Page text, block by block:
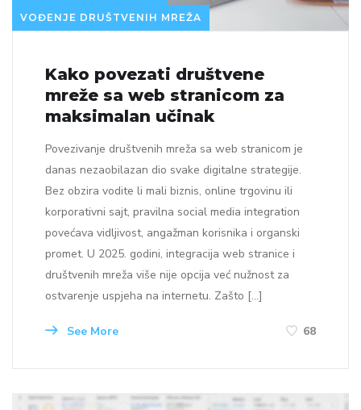
VOĐENJE DRUŠTVENIH MREŽA
Kako povezati društvene
mreže sa web stranicom za
maksimalan učinak
Povezivanje društvenih mreža sa web stranicom je
danas nezaobilazan dio svake digitalne strategije.
Bez obzira vodite li mali biznis, online trgovinu ili
korporativni sajt, pravilna social media integration
povećava vidljivost, angažman korisnika i organski
promet. U 2025. godini, integracija web stranice i
društvenih mreža više nije opcija već nužnost za
ostvarenje uspjeha na internetu. Zašto […]
See More 68